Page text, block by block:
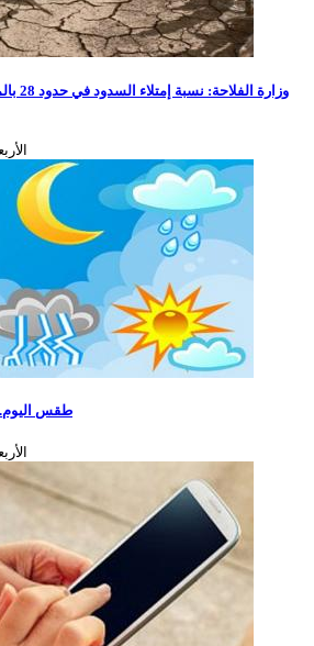
الأربعاء، 28
طقس
الأربعاء، 28